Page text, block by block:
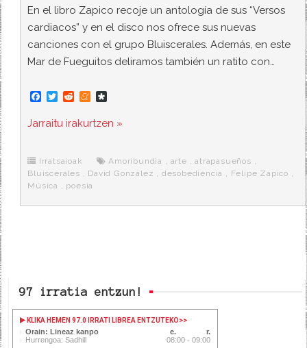
En el libro Zapico recoje un antología de sus “Versos
cardiacos” y en el disco nos ofrece sus nuevas
canciones con el grupo Bluiscerales. Además, en este
Mar de Fueguitos deliramos también un ratito con…
F
c
e
o
k
T
i
t
r
R
d
d
M
n
e
e
a
s
r
a
Jarraitu irakurtzen »
Irratsaioak Amoribundia , arte ,atrapasueños ,
Bluiscerales , David González , desobediencia , Felipe Zapico ,
Música , poesia
97 irratia entzun!
KLIKA HEMEN 97.0 IRRATI LIBREA ENTZUTEKO>>
Orain: Lineaz kanpo
Hurrengoa: Sadhill
08:00 - 09:00